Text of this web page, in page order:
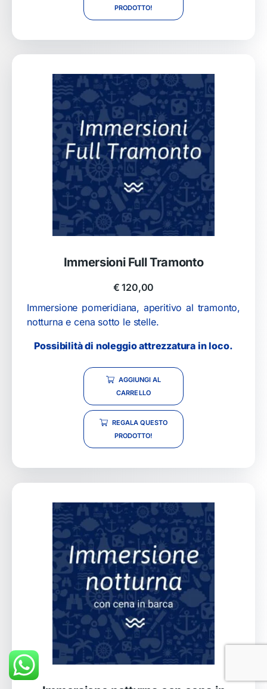
PRODOTTO!
Immersioni Full Tramonto
€ 120,00
Immersione pomeridiana, aperitivo al tramonto,
notturna e cena sotto le stelle.
Possibilità di noleggio attrezzatura in loco.
AGGIUNGI AL
CARRELLO
REGALA QUESTO
PRODOTTO!